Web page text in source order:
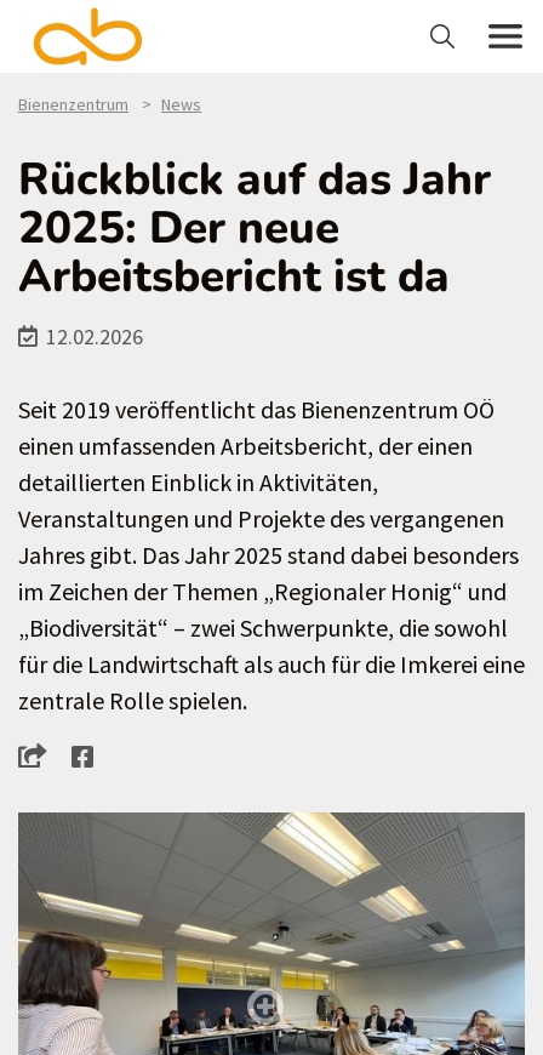
Bienenzentrum News
Rückblick auf das Jahr
2025: Der neue
Arbeitsbericht ist da
12.02.2026
Seit 2019 veröffentlicht das Bienenzentrum OÖ
einen umfassenden Arbeitsbericht, der einen
detaillierten Einblick in Aktivitäten,
Veranstaltungen und Projekte des vergangenen
Jahres gibt. Das Jahr 2025 stand dabei besonders
im Zeichen der Themen „Regionaler Honig“ und
„Biodiversität“ – zwei Schwerpunkte, die sowohl
für die Landwirtschaft als auch für die Imkerei eine
zentrale Rolle spielen.